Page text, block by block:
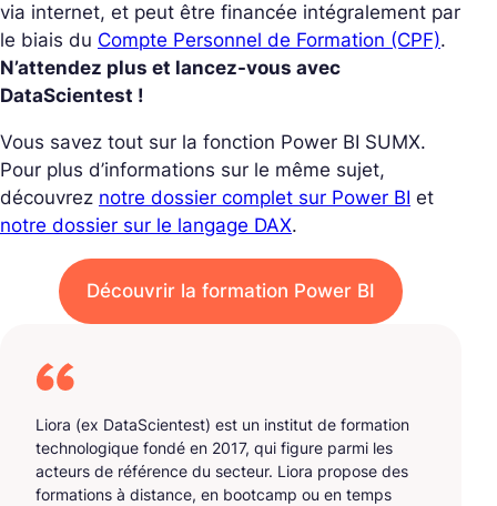
via internet, et peut être financée intégralement par
le biais du Compte Personnel de Formation (CPF).
N’attendez plus et lancez-vous avec
DataScientest !
Vous savez tout sur la fonction Power BI SUMX.
Pour plus d’informations sur le même sujet,
découvrez notre dossier complet sur Power BI et
notre dossier sur le langage DAX.
Découvrir la formation Power BI
Liora (ex DataScientest) est un institut de formation
technologique fondé en 2017, qui figure parmi les
acteurs de référence du secteur. Liora propose des
formations à distance, en bootcamp ou en temps